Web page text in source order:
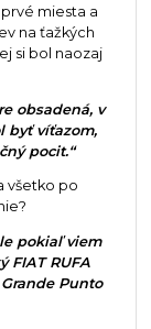
miesta a
na ťažkých
si bol naozaj
obsadená, v
byť víťazom,
pocit.“
všetko po
pokiaľ viem
FIAT RUFA
Punto